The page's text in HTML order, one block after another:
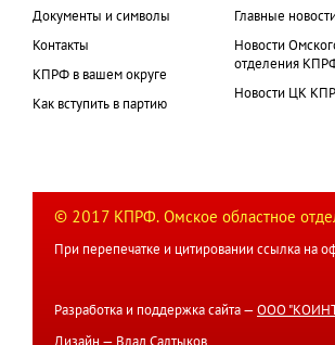
Документы и символы
Контакты
КПРФ в вашем округе
Как вступить в партию
Главные
Новости
отделения
Новости ЦК
© 2017 КПРФ. Омское областное
При перепечатке и цитировании ссылка на
Разработка и поддержка сайта — ООО